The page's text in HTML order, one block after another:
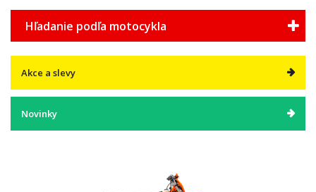
Hľadanie podľa motocykla
Akce a slevy
Novinky